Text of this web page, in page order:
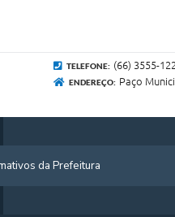
TELEFONE: (66) 3555-
ENDEREÇO: Paço